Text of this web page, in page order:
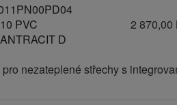
PVC
D
2 870,00
nezateplené střechy s